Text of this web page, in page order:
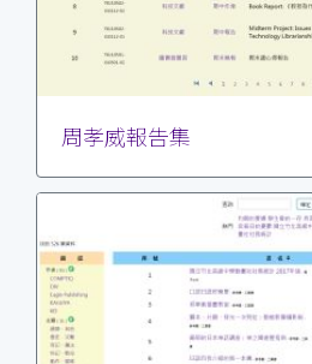
周孝威報告集